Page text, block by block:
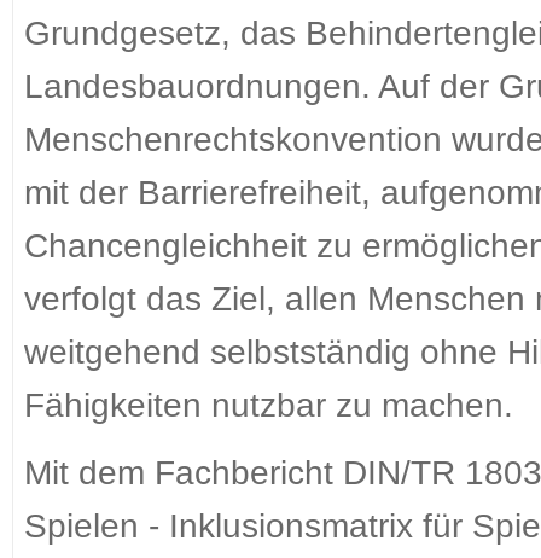
Grundgesetz, das
Landesbauordnungen. Auf der
Menschenrechtskonvention
mit der Barrierefreiheit,
Chancengleichheit zu
verfolgt das Ziel, allen
weitgehend selbstständig ohne
Fähigkeiten nutzbar zu machen.
Mit dem Fachbericht DIN/TR
Spielen - Inklusionsmatrix für